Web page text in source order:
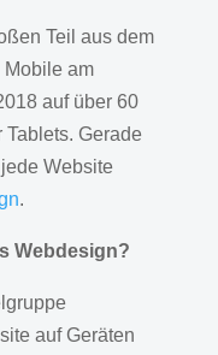
Teil aus dem
Mobile am
auf über 60
Tablets. Gerade
Website
.
Webdesign?
auf Geräten